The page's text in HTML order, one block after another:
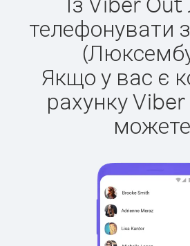
телефонувати
Якщо у вас є
рахунку